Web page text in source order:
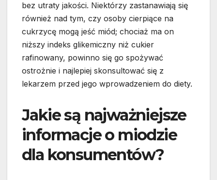
bez utraty jakości. Niektórzy zastanawiają się
również nad tym, czy osoby cierpiące na
cukrzycę mogą jeść miód; chociaż ma on
niższy indeks glikemiczny niż cukier
rafinowany, powinno się go spożywać
ostrożnie i najlepiej skonsultować się z
lekarzem przed jego wprowadzeniem do diety.
Jakie są najważniejsze
informacje o miodzie
dla konsumentów?